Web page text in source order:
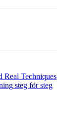
Real Techniques
steg för steg